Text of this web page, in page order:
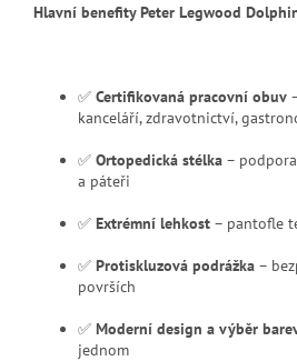
Hlavní benefity Peter Legwood
✅ Certifikovaná pracovní obuv
kanceláří, zdravotnictví,
✅ Ortopedická stélka –
a páteři
✅ Extrémní lehkost – pantofle
✅ Protiskluzová podrážka –
površích
✅ Moderní design a výběr
jednom